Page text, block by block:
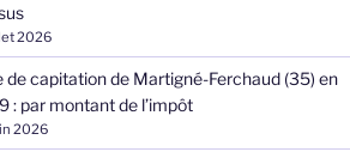
2026
de capitation de Martigné-Ferchaud (35) en
: par montant de l’impôt
2026